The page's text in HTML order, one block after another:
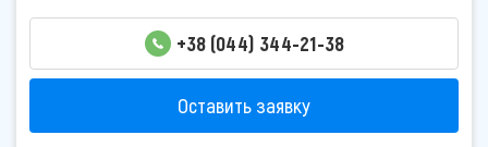
+38 (044) 344-21-38
Оставить заявку